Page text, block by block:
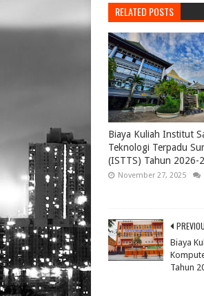
RELATED POSTS
Biaya Kuliah Institut
Teknologi Terpadu
(ISTTS) Tahun 2026-
November 27, 2025
Biaya
Tahun